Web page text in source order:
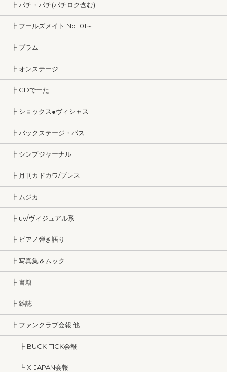
┣ パチ・パチ(パチロク含む)
┣ フールズメイト No.101～
┣ プラム
┣ オンステージ
┣ CDでーた
┣ ショックス●ヴィシャス
┣ バックステージ・パス
┣ シンプジャーナル
┣ 月刊カドカワ/ブレス
┣ ムジカ
┣ uv/ヴィジュアル系
┣ ピアノ弾き語り
┣ 写真集＆ムック
┣ 書籍
┣ 雑誌
┣ ファンクラブ会報 他
┣ BUCK-TICK会報
┗ X-JAPAN会報